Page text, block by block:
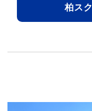
柏ス